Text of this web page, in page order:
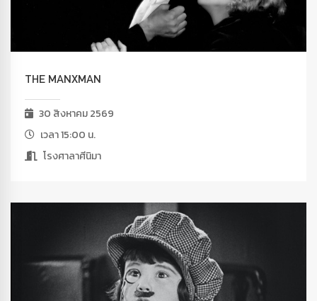
THE MANXMAN
30 สิงหาคม 2569
เวลา 15:00 น.
โรงศาลาศีนิมา